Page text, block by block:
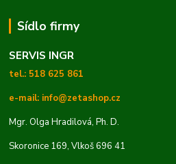
Sídlo firmy
SERVIS INGR
tel.: 518 625 861
e-mail: info@zetashop.cz
Mgr. Olga Hradilová, Ph. D.
Skoronice 169, Vlkoš 696 41